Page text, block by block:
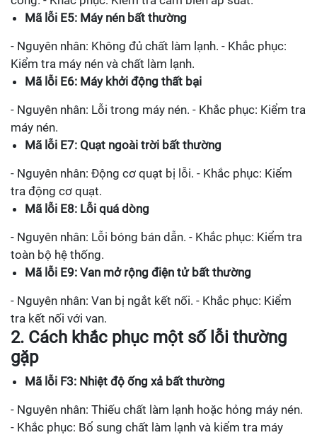
Mã lỗi E5: Máy nén bất thường
- Nguyên nhân: Không đủ chất làm lạnh. - Khắc phục:
Kiểm tra máy nén và chất làm lạnh.
Mã lỗi E6: Máy khởi động thất bại
- Nguyên nhân: Lỗi trong máy nén. - Khắc phục: Kiểm tra
máy nén.
Mã lỗi E7: Quạt ngoài trời bất thường
- Nguyên nhân: Động cơ quạt bị lỗi. - Khắc phục: Kiểm
tra động cơ quạt.
Mã lỗi E8: Lỗi quá dòng
- Nguyên nhân: Lỗi bóng bán dẫn. - Khắc phục: Kiểm tra
toàn bộ hệ thống.
Mã lỗi E9: Van mở rộng điện tử bất thường
- Nguyên nhân: Van bị ngắt kết nối. - Khắc phục: Kiểm
tra kết nối với van.
2. Cách khắc phục một số lỗi thường
gặp
Mã lỗi F3: Nhiệt độ ống xả bất thường
- Nguyên nhân: Thiếu chất làm lạnh hoặc hỏng máy nén.
- Khắc phục: Bổ sung chất làm lạnh và kiểm tra máy